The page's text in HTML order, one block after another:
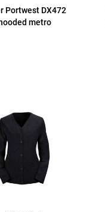
Portwest DX472
metro